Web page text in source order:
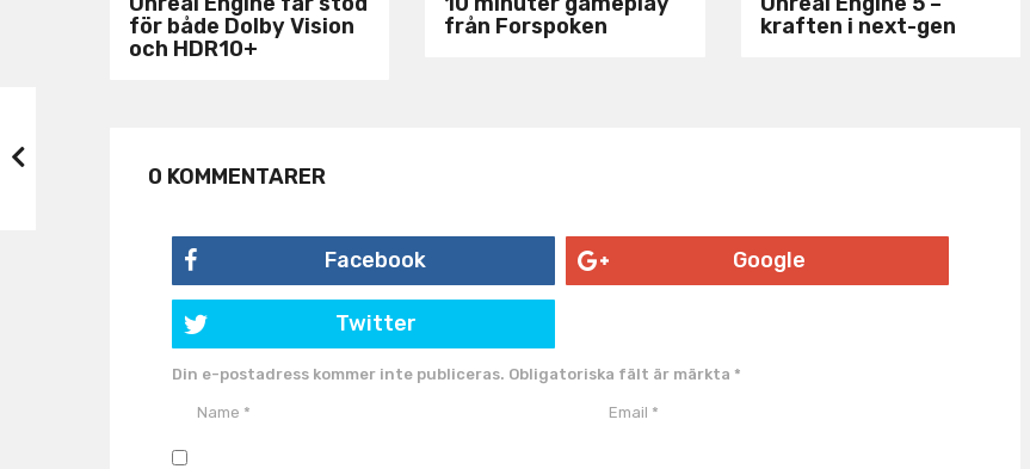
för både Dolby Vision
och HDR10+
från Forspoken
kraften i next-gen
0 KOMMENTARER
Facebook Google
Twitter
Din e-postadress kommer inte publiceras. Obligatoriska fält är märkta *